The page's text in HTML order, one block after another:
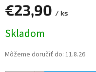
€23,90 / ks
cena:
Skladom
Môžeme doručiť do: 11.8.26